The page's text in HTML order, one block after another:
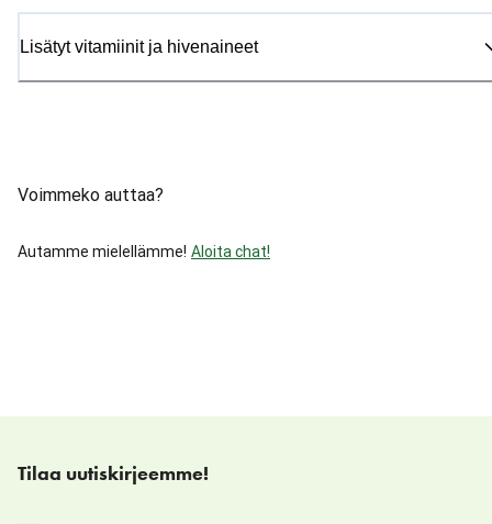
Lisätyt vitamiinit ja hivenaineet
Voimmeko auttaa?
Autamme mielellämme! Aloita chat!
Tilaa uutiskirjeemme!